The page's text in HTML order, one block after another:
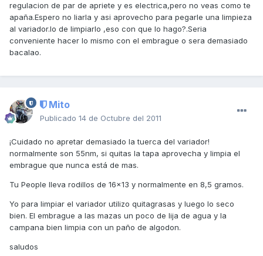
regulacion de par de apriete y es electrica,pero no veas como te
apaña.Espero no liarla y asi aprovecho para pegarle una limpieza
al variador.lo de limpiarlo ,eso con que lo hago?.Seria
conveniente hacer lo mismo con el embrague o sera demasiado
bacalao.
Mito
Publicado 14 de Octubre del 2011
¡Cuidado no apretar demasiado la tuerca del variador!
normalmente son 55nm, si quitas la tapa aprovecha y limpia el
embrague que nunca está de mas.
Tu People lleva rodillos de 16x13 y normalmente en 8,5 gramos.
Yo para limpiar el variador utilizo quitagrasas y luego lo seco
bien. El embrague a las mazas un poco de lija de agua y la
campana bien limpia con un paño de algodon.
saludos